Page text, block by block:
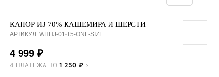
КАПОР ИЗ 70% КАШЕМИРА И ШЕРСТИ
АРТИКУЛ: WHHJ-01-T5-ONE-SIZE
4 999 ₽
4 ПЛАТЕЖА ПО1 250 ₽